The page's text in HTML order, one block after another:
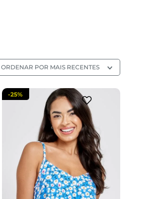
ORDENAR POR MAIS RECENTES
-25%